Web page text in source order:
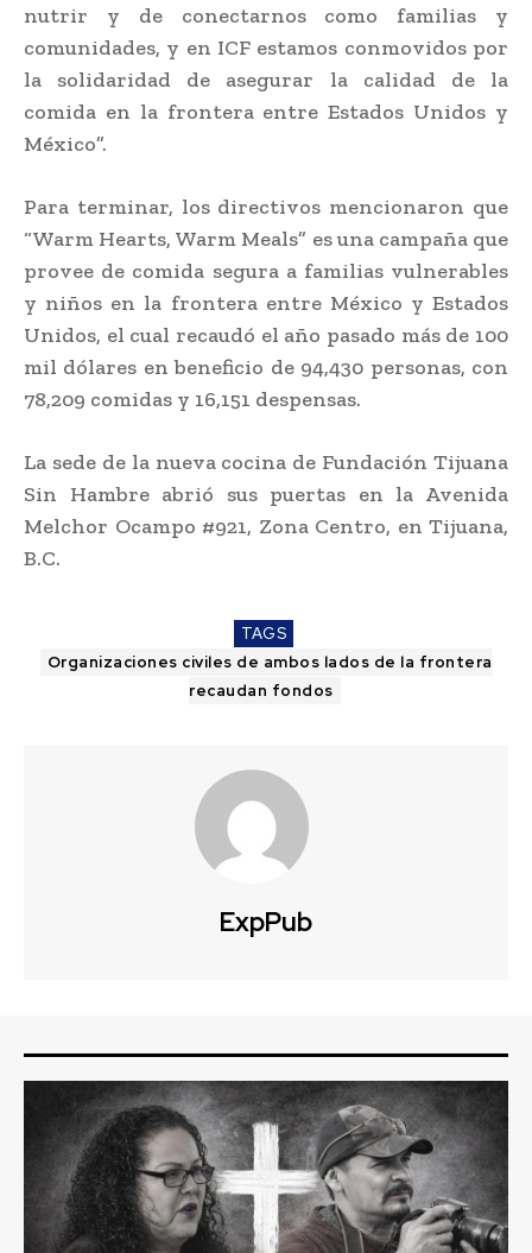
nutrir y de conectarnos como familias y
comunidades, y en ICF estamos conmovidos por
la solidaridad de asegurar la calidad de la
comida en la frontera entre Estados Unidos y
México”.
Para terminar, los directivos mencionaron que
“Warm Hearts, Warm Meals” es una campaña que
provee de comida segura a familias vulnerables
y niños en la frontera entre México y Estados
Unidos, el cual recaudó el año pasado más de 100
mil dólares en beneficio de 94,430 personas, con
78,209 comidas y 16,151 despensas.
La sede de la nueva cocina de Fundación Tijuana
Sin Hambre abrió sus puertas en la Avenida
Melchor Ocampo #921, Zona Centro, en Tijuana,
B.C.
TAGS
Organizaciones civiles de ambos lados de la frontera
recaudan fondos
ExpPub